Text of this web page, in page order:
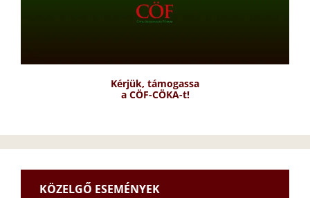
Kérjük, támogassa
a CÖF-CÖKA-t!
KÖZELGŐ ESEMÉNYEK